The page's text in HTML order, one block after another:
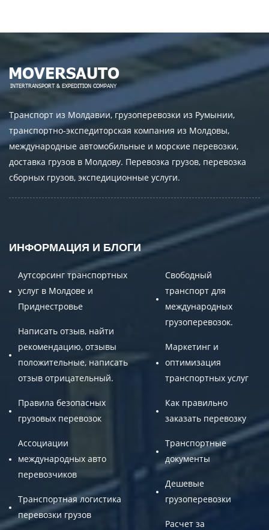
Транспорт из Молдавии, грузоперевозки из Румынии,
транспортно-экспедиторская компания из Молдовы,
международные автомобильные и морские перевозки,
доставка грузов в Молдову. Перевозка грузов, перевозка
сборных грузов, экспедиционные услуги.
ИНФОРМАЦИЯ И БЛОГИ
Аутсорсинг транспортных
услуг в Молдове и
Приднестровье
Написать отзыв, найти
рекомендацию, отзывы
положительные, написать
отзыв отрицательный.
Правила безопасных
грузовых перевозок
Ассоциации
международных авто
перевозчиков
Транспортная логистика
перевозки грузов
Свободный
транспорт для
международных
грузоперевозок.
Маркетинг и
оптимизация
транспортных услуг
Как правильно
заказать перевозку
Транспортные
документы
Дешевые
грузоперевозки
Расчет за